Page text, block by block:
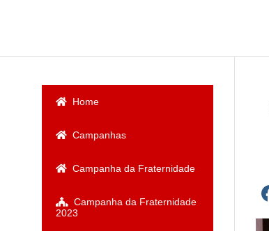
Home
Campanhas
Campanha da Fraternidade
Campanha da Fraternidade
2023